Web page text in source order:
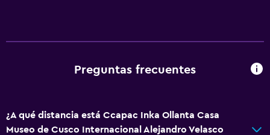
Preguntas frecuentes
¿A qué distancia está Ccapac Inka Ollanta Casa
Museo de Cusco Internacional Alejandro Velasco